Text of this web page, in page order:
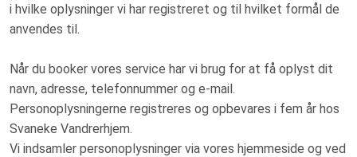
i hvilke oplysninger vi har registreret og til hvilket formål de
anvendes til.
Når du booker vores service har vi brug for at få oplyst dit
navn, adresse, telefonnummer og e-mail.
Personoplysningerne registreres og opbevares i fem år hos
Svaneke Vandrerhjem.
Vi indsamler personoplysninger via vores hjemmeside og ved